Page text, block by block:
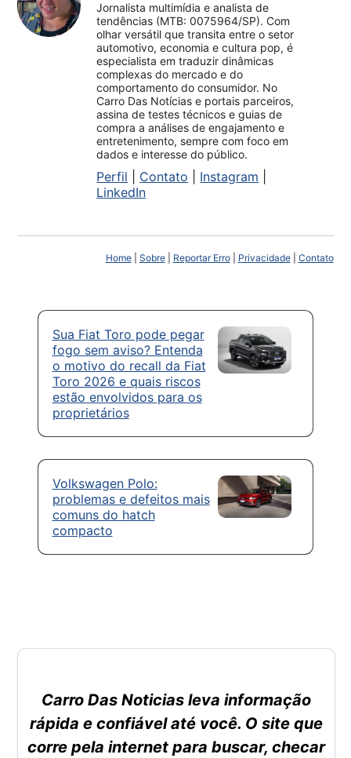
Jornalista multimídia e analista de
tendências (MTB: 0075964/SP). Com
olhar versátil que transita entre o setor
automotivo, economia e cultura pop, é
especialista em traduzir dinâmicas
complexas do mercado e do
comportamento do consumidor. No
Carro Das Notícias e portais parceiros,
assina de testes técnicos e guias de
compra a análises de engajamento e
entretenimento, sempre com foco em
dados e interesse do público.
Perfil Contato Instagram
LinkedIn
Home| Sobre| Reportar Erro| Privacidade| Contato
Sua Fiat Toro pode pegar
fogo sem aviso? Entenda
o motivo do recall da Fiat
Toro 2026 e quais riscos
estão envolvidos para os
proprietários
Volkswagen Polo:
problemas e defeitos mais
comuns do hatch
compacto
Carro Das Noticias leva informação
rápida e confiável até você. O site que
corre pela internet para buscar, checar